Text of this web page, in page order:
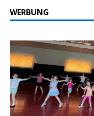
WERBUNG